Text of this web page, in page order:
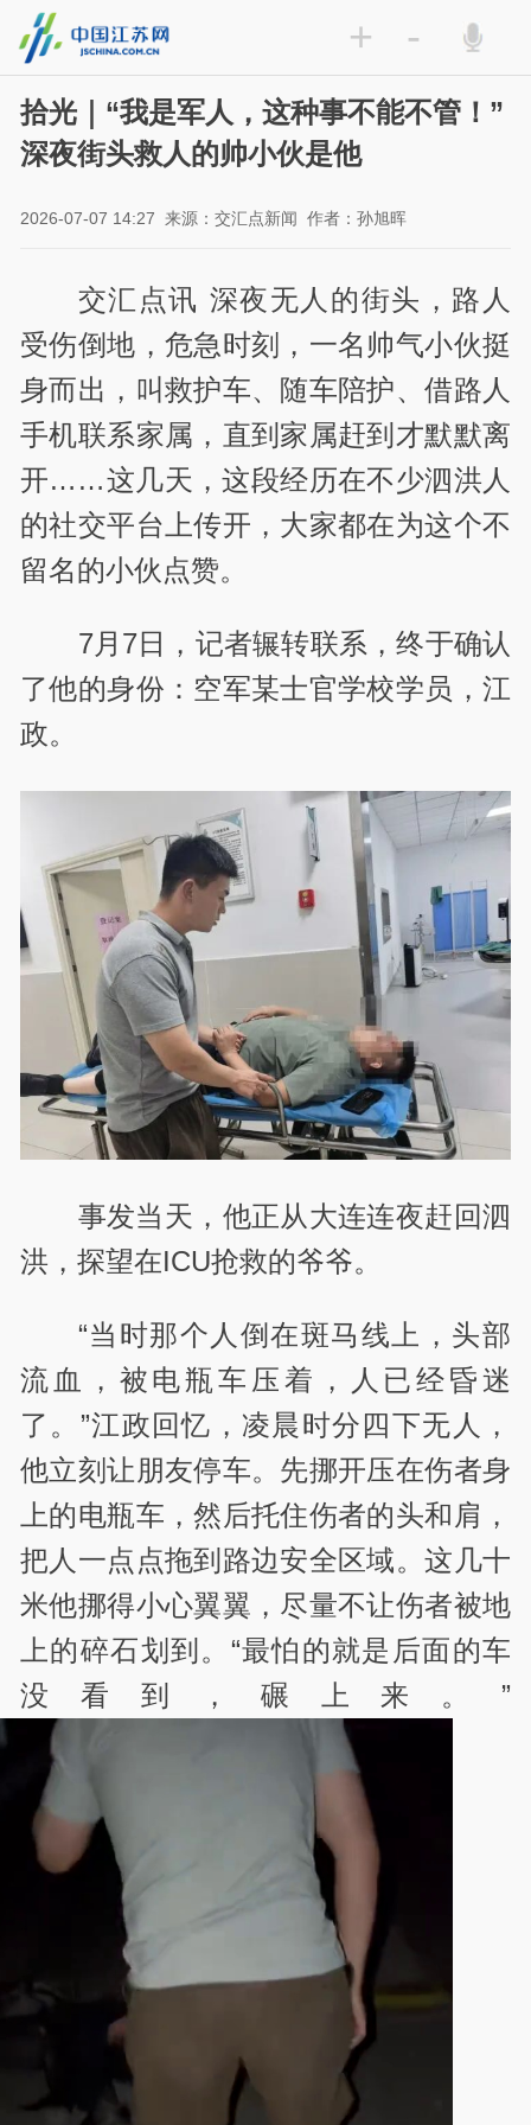
+ -
拾光｜“我是军人，这种事不能不管！”
深夜街头救人的帅小伙是他
2026-07-07 14:27 来源：交汇点新闻 作者：孙旭晖
交汇点讯 深夜无人的街头，路人
受伤倒地，危急时刻，一名帅气小伙挺
身而出，叫救护车、随车陪护、借路人
手机联系家属，直到家属赶到才默默离
开……这几天，这段经历在不少泗洪人
的社交平台上传开，大家都在为这个不
留名的小伙点赞。
7月7日，记者辗转联系，终于确认
了他的身份：空军某士官学校学员，江
政。
事发当天，他正从大连连夜赶回泗
洪，探望在ICU抢救的爷爷。
“当时那个人倒在斑马线上，头部
流血，被电瓶车压着，人已经昏迷
了。”江政回忆，凌晨时分四下无人，
他立刻让朋友停车。先挪开压在伤者身
上的电瓶车，然后托住伤者的头和肩，
把人一点点拖到路边安全区域。这几十
米他挪得小心翼翼，尽量不让伤者被地
上的碎石划到。“最怕的就是后面的车
没看到，碾上来。”